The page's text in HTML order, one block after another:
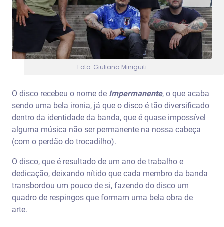
Foto: Giuliana Miniguiti
O disco recebeu o nome de Impermanente, o que acaba
sendo uma bela ironia, já que o disco é tão diversificado
dentro da identidade da banda, que é quase impossível
alguma música não ser permanente na nossa cabeça
(com o perdão do trocadilho).
O disco, que é resultado de um ano de trabalho e
dedicação, deixando nítido que cada membro da banda
transbordou um pouco de si, fazendo do disco um
quadro de respingos que formam uma bela obra de
arte.